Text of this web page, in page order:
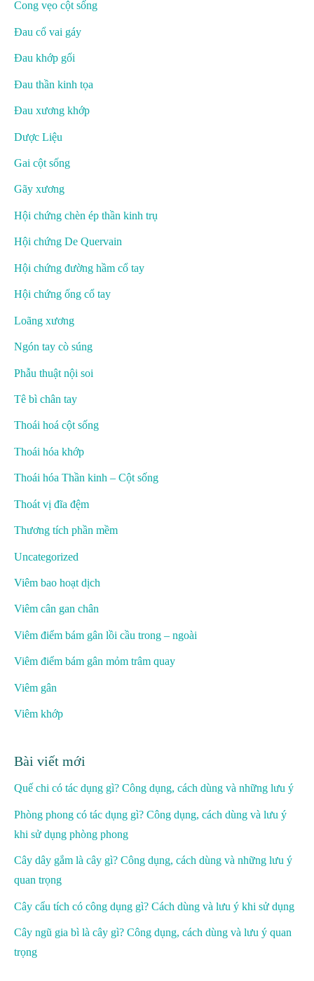
Cong vẹo cột sống
Đau cổ vai gáy
Đau khớp gối
Đau thần kinh tọa
Đau xương khớp
Dược Liệu
Gai cột sống
Gãy xương
Hội chứng chèn ép thần kinh trụ
Hội chứng De Quervain
Hội chứng đường hầm cổ tay
Hội chứng ống cổ tay
Loãng xương
Ngón tay cò súng
Phẫu thuật nội soi
Tê bì chân tay
Thoái hoá cột sống
Thoái hóa khớp
Thoái hóa Thần kinh – Cột sống
Thoát vị đĩa đệm
Thương tích phần mềm
Uncategorized
Viêm bao hoạt dịch
Viêm cân gan chân
Viêm điểm bám gân lồi cầu trong – ngoài
Viêm điểm bám gân mỏm trâm quay
Viêm gân
Viêm khớp
Bài viết mới
Quế chi có tác dụng gì? Công dụng, cách dùng và những lưu ý
Phòng phong có tác dụng gì? Công dụng, cách dùng và lưu ý
khi sử dụng phòng phong
Cây dây gắm là cây gì? Công dụng, cách dùng và những lưu ý
quan trọng
Cây cẩu tích có công dụng gì? Cách dùng và lưu ý khi sử dụng
Cây ngũ gia bì là cây gì? Công dụng, cách dùng và lưu ý quan
trọng